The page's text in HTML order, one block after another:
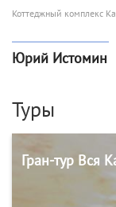
Коттеджный комплекс
Юрий Истомин
Туры
Гран-тур Вся